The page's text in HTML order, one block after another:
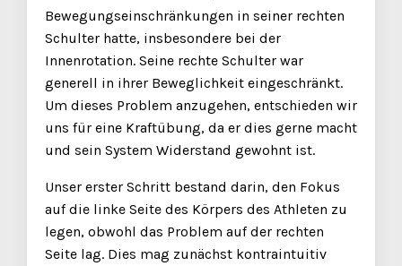
Bewegungseinschränkungen in seiner rechten
Schulter hatte, insbesondere bei der
Innenrotation. Seine rechte Schulter war
generell in ihrer Beweglichkeit eingeschränkt.
Um dieses Problem anzugehen, entschieden wir
uns für eine Kraftübung, da er dies gerne macht
und sein System Widerstand gewohnt ist.
Unser erster Schritt bestand darin, den Fokus
auf die linke Seite des Körpers des Athleten zu
legen, obwohl das Problem auf der rechten
Seite lag. Dies mag zunächst kontraintuitiv